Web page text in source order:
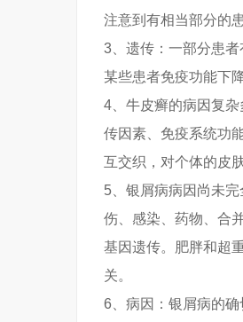
注意到有相当部分的
3、遗传：一部分患
某些患者免疫功能下
4、牛皮癣的病因复
传因素、免疫系统功
互交织，对个体的皮
5、银屑病病因尚未
伤、感染、药物、合
基因遗传。肥胖和超
关。
6、病因：银屑病的